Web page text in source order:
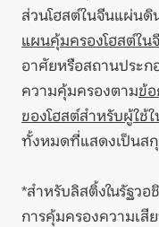
ส่วนโฮสต์ในจีนแผ่นดิ
แผนคุ้มครองโฮสต์ใน
อาศัยหรือสถานประก
ความคุ้มครองตามข้
ของโฮสต์สำหรับผู้ใช้ใ
ทั้งหมดที่แสดงเป็นส
*สำหรับลิสติ้งในรัฐว
การคุ้มครองความเสี